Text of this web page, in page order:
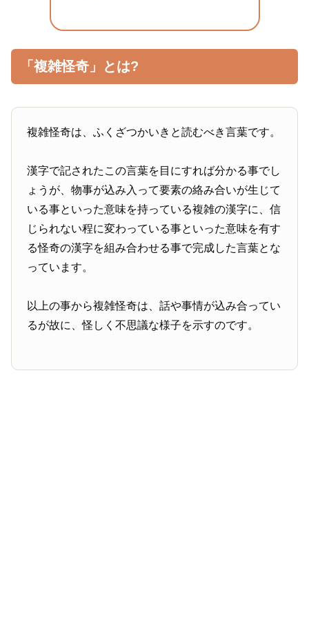
「複雑怪奇」とは?
複雑怪奇は、ふくざつかいきと読むべき言葉です。
漢字で記されたこの言葉を目にすれば分かる事でし
ょうが、物事が込み入って要素の絡み合いが生じて
いる事といった意味を持っている複雑の漢字に、信
じられない程に変わっている事といった意味を有す
る怪奇の漢字を組み合わせる事で完成した言葉とな
っています。
以上の事から複雑怪奇は、話や事情が込み合ってい
るが故に、怪しく不思議な様子を示すのです。